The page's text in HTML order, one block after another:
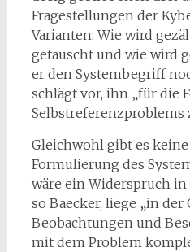
Fragestellungen der
Varianten: Wie wird
getauscht und wie wird
er den Systembegriff
schlägt vor, ihn „für die
Selbstreferenzproblems
Gleichwohl gibt es
Formulierung des
wäre ein Widerspruch in
so Baecker, liege „in
Beobachtungen und
mit dem Problem